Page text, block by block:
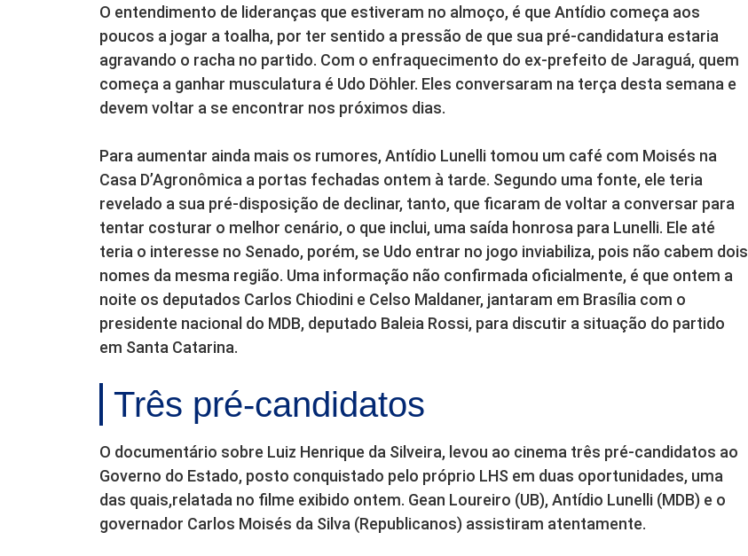
O entendimento de lideranças que estiveram no almoço, é que Antídio começa aos
poucos a jogar a toalha, por ter sentido a pressão de que sua pré-candidatura estaria
agravando o racha no partido. Com o enfraquecimento do ex-prefeito de Jaraguá, quem
começa a ganhar musculatura é Udo Döhler. Eles conversaram na terça desta semana e
devem voltar a se encontrar nos próximos dias.
Para aumentar ainda mais os rumores, Antídio Lunelli tomou um café com Moisés na
Casa D’Agronômica a portas fechadas ontem à tarde. Segundo uma fonte, ele teria
revelado a sua pré-disposição de declinar, tanto, que ficaram de voltar a conversar para
tentar costurar o melhor cenário, o que inclui, uma saída honrosa para Lunelli. Ele até
teria o interesse no Senado, porém, se Udo entrar no jogo inviabiliza, pois não cabem dois
nomes da mesma região. Uma informação não confirmada oficialmente, é que ontem a
noite os deputados Carlos Chiodini e Celso Maldaner, jantaram em Brasília com o
presidente nacional do MDB, deputado Baleia Rossi, para discutir a situação do partido
em Santa Catarina.
Três pré-candidatos
O documentário sobre Luiz Henrique da Silveira, levou ao cinema três pré-candidatos ao
Governo do Estado, posto conquistado pelo próprio LHS em duas oportunidades, uma
das quais,relatada no filme exibido ontem. Gean Loureiro (UB), Antídio Lunelli (MDB) e o
governador Carlos Moisés da Silva (Republicanos) assistiram atentamente.